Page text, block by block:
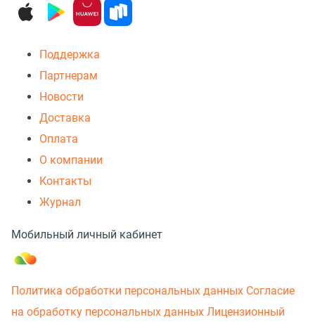
Поддержка
Партнерам
Новости
Доставка
Оплата
О компании
Контакты
Журнал
Мобильный личный кабинет
Политика обработки персональных данных Согласие
на обработку персональных данных Лицензионный